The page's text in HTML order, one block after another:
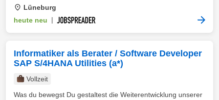
Lüneburg
heute neu
Informatiker als Berater / Software Developer
SAP S/4HANA Utilities (a*)
Vollzeit
Was du bewegst Du gestaltest die Weiterentwicklung unserer